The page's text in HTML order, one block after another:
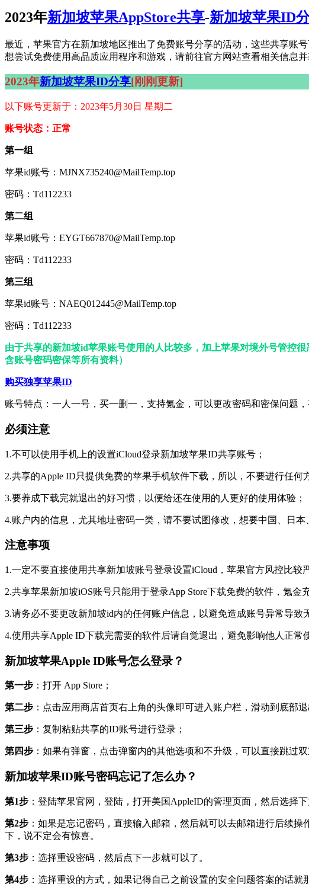
2023年新加坡苹果AppStore共享-新加坡苹果ID
最近，苹果官方在新加坡地区推出了免费账号分享的活动，这些共享账
想尝试免费使用高品质应用程序和游戏，请前往官方网站查看相关信息
2023年新加坡苹果ID分享[刚刚更新]
以下账号更新于：2023年5月30日 星期二
账号状态：正常
第一组
苹果id账号：MJNX735240@MailTemp.top
密码：Td112233
第二组
苹果id账号：EYGT667870@MailTemp.top
密码：Td112233
第三组
苹果id账号：NAEQ012445@MailTemp.top
密码：Td112233
由于共享的新加坡id苹果账号使用的人比较多，加上苹果对境外号管控
含账号密码密保等所有资料）
购买独享苹果ID
账号特点：一人一号，买一删一，支持氪金，可以更改密码和密保问题
必须注意
1.不可以使用手机上的设置iCloud登录新加坡苹果ID共享账号；
2.共享的Apple ID只提供免费的苹果手机软件下载，所以，不要进行任何
3.要养成下载完就退出的好习惯，以便给还在使用的人更好的使用体验；
4.账户内的信息，尤其地址密码一类，请不要试图修改，想要中国、日
注意事项
1.一定不要直接使用共享新加坡账号登录设置iCloud，苹果官方风控比较
2.共享苹果新加坡iOS账号只能用于登录App Store下载免费的软件，氪金
3.请务必不要更改新加坡id内的任何账户信息，以避免造成账号异常导致
4.使用共享Apple ID下载完需要的软件后请自觉退出，避免影响他人正常
新加坡苹果Apple ID账号怎么登录？
第一步 ：打开 App Store；
第二步 ：点击应用商店首页右上角的头像即可进入账户栏，滑动到底部退
第三步 ：复制粘贴共享的ID账号进行登录；
第四步 ：如果有弹窗，点击弹窗内的其他选项和不升级，可以直接跳过
新加坡苹果ID账号密码忘记了怎么办？
第1步 ：登陆苹果官网，登陆，打开美国AppleID的管理页面，然后选择下
第2步 ：如果是忘记密码，直接输入邮箱，然后就可以去邮箱进行后续操
下，说不定会有惊喜。
第3步 ：选择重设密码，然后点下一步就可以了。
第4步 ：选择重设的方式，如果记得自己之前设置的安全问题答案的话